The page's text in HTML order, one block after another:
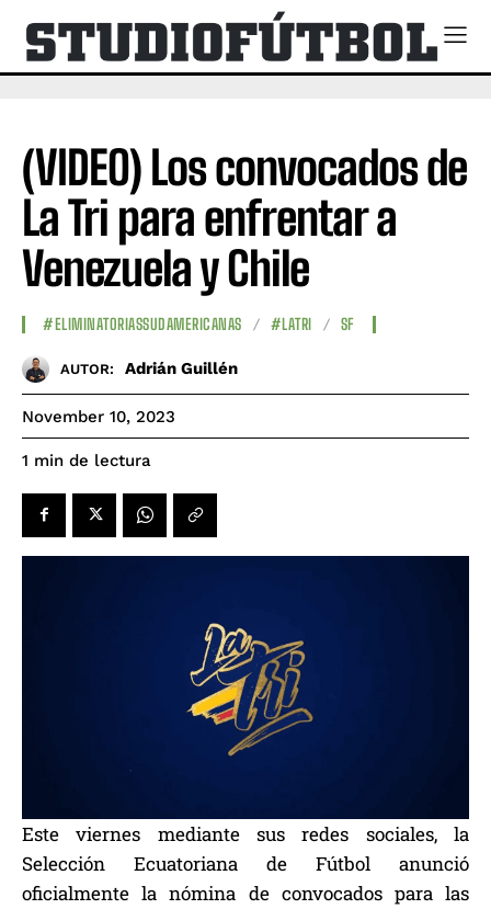
(VIDEO) Los convocados de
La Tri para enfrentar a
Venezuela y Chile
#ELIMINATORIASSUDAMERICANAS #LATRI SF
AUTOR: Adrián Guillén
November 10, 2023
1 min de lectura
Este viernes mediante sus redes sociales, la
Selección Ecuatoriana de Fútbol anunció
oficialmente la nómina de convocados para las